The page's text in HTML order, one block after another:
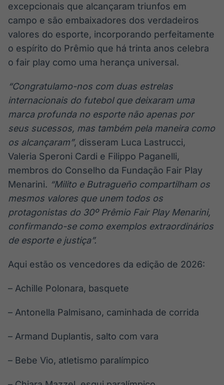
excepcionais que alcançaram triunfos em
campo e são embaixadores dos verdadeiros
valores do esporte, incorporando perfeitamente
o espírito do Prêmio que há trinta anos celebra
o fair play como uma herança universal.
“Congratulamo-nos com duas estrelas
internacionais do futebol que deixaram uma
marca profunda no esporte não apenas por
seus sucessos, mas também pela maneira como
os alcançaram”, disseram Luca Lastrucci,
Valeria Speroni Cardi e Filippo Paganelli,
membros do Conselho da Fundação Fair Play
Menarini. “Milito e Butragueño compartilham os
mesmos valores que unem todos os
protagonistas do 30º Prêmio Fair Play Menarini,
confirmando-se como exemplos extraordinários
de esporte e justiça”.
Aqui estão os vencedores da edição de 2026:
– Achille Polonara, basquete
– Antonella Palmisano, caminhada de corrida
– Armand Duplantis, salto com vara
– Bebe Vio, atletismo paralímpico